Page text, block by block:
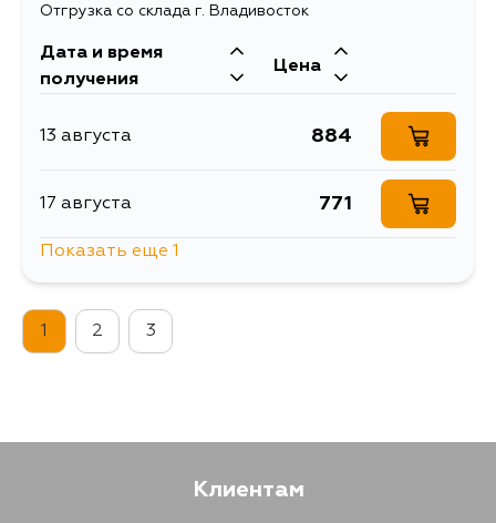
Отгрузка со склада г. Владивосток
Дата и время
получения
Цена
13 августа 884
17 августа 771
Показать еще 1
1 2 3
Клиентам